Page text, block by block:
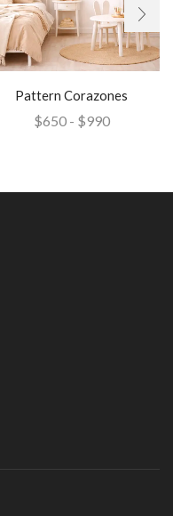
Pattern Corazones
$650 - $990